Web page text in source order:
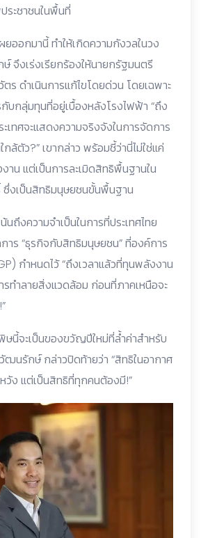
ะชาชนในพื้นที่
ออกมานี้ ทำให้เกิดความกังวลในวง
จึงเร่งเรียกร้องให้นายกรัฐมนตรี
ร ดำเนินการแก้ไขโดยด่วน โดยเฉพาะ
บกลุ่มทุนที่อยู่เบื้องหลังโรงไฟฟ้า “ถึง
เทศจะแสดงความจริงจังในการจัดการ
ล้ตัว?” เขากล่าว พร้อมชี้ว่านี่ไม่ใช่แค่
าน แต่เป็นการละเมิดสิทธิพื้นฐานใน
ซึ่งเป็นสิทธิมนุษยชนขั้นพื้นฐาน
ถึงความจำเป็นในการที่ประเทศไทย
ร “ธุรกิจกับสิทธิมนุษยชน” ที่องค์การ
กำหนดไว้ “ถึงเวลาแล้วที่ทุนพลังงาน
ทำลายสิ่งแวดล้อม ก่อนที่ภาคเหนือจะ
นี้จะเป็นของขวัญปีใหม่ที่ล้ำค่าสำหรับ
ฒนรักษ์ กล่าวปิดท้ายว่า “สิทธิในอากาศ
วัง แต่เป็นสิทธิที่ทุกคนต้องมี!”